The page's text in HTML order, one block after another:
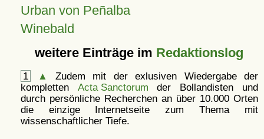
Urban von Peñalba
Winebald
weitere Einträge im Redaktionslog
1 ▲
Zudem mit der exlusiven Wiedergabe der
kompletten Acta Sanctorum der Bollandisten und
durch persönliche Recherchen an über 10.000 Orten
die einzige Internetseite zum Thema mit
wissenschaftlicher Tiefe.